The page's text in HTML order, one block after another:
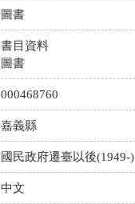
圖書
書目資料
圖書
000468760
嘉義縣
國民政府遷臺以後(1949-)
中文